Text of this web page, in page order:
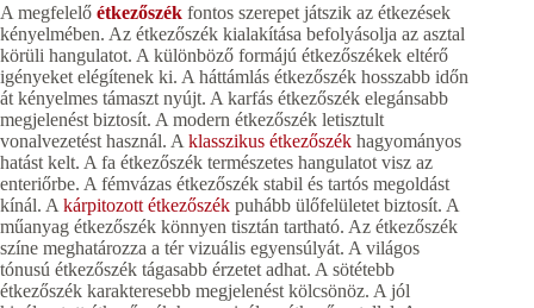
A megfelelő étkezőszék fontos szerepet játszik az étkezések
kényelmében. Az étkezőszék kialakítása befolyásolja az asztal
körüli hangulatot. A különböző formájú étkezőszékek eltérő
igényeket elégítenek ki. A háttámlás étkezőszék hosszabb időn
át kényelmes támaszt nyújt. A karfás étkezőszék elegánsabb
megjelenést biztosít. A modern étkezőszék letisztult
vonalvezetést használ. A klasszikus étkezőszék hagyományos
hatást kelt. A fa étkezőszék természetes hangulatot visz az
enteriőrbe. A fémvázas étkezőszék stabil és tartós megoldást
kínál. A kárpitozott étkezőszék puhább ülőfelületet biztosít. A
műanyag étkezőszék könnyen tisztán tartható. Az étkezőszék
színe meghatározza a tér vizuális egyensúlyát. A világos
tónusú étkezőszék tágasabb érzetet adhat. A sötétebb
étkezőszék karakteresebb megjelenést kölcsönöz. A jól